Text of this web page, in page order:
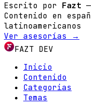
Escrito por Fazt —
Contenido en
latinoamericanos
Ver asesorías →
FAZT DEV
Inicio
Contenido
Categorias
Temas